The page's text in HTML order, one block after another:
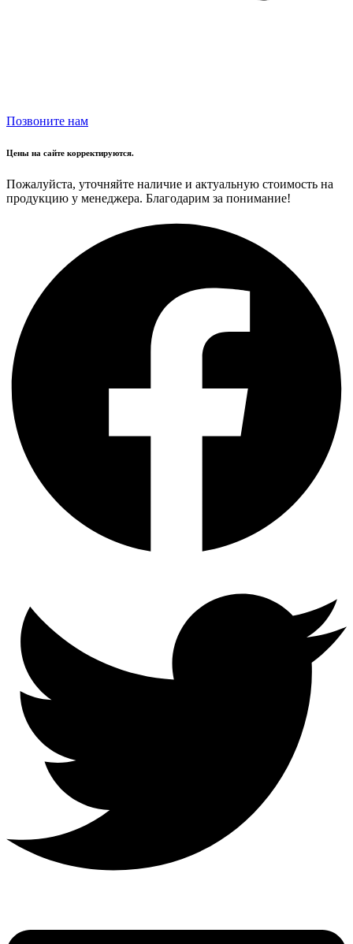
Позвоните нам
Цены на сайте корректируются.
Пожалуйста, уточняйте наличие и актуальную стоимость на
продукцию у менеджера. Благодарим за понимание!